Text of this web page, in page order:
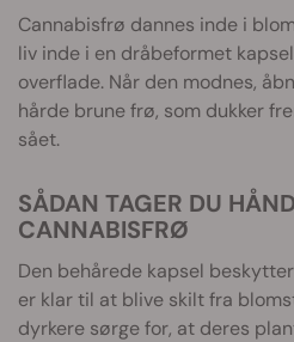
Cannabisfrø dannes inde i
liv inde i en dråbeformet
overflade. Når den modnes,
hårde brune frø, som dukker
sået.
SÅDAN TAGER DU HÅND OM DINE
CANNABISFRØ
Den behårede kapsel
er klar til at blive skilt fra
dyrkere sørge for, at deres